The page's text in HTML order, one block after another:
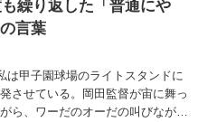
繰り返した「普通にや
言葉
は甲子園球場のライトスタンドに
させている。岡田監督が宙に舞っ
ら、ワーだのオーだの叫びながら